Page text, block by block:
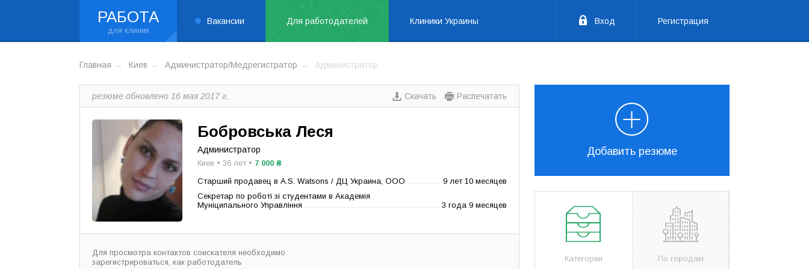
РАБОТА Вакансии Для работодателей Клиники Украины Вход Регистрация
Главная Киев Администратор/Медрегистратор Администратор
резюме обновлено 16 мая 2017 г. Скачать Распечатать
Бобровська Леся
Администратор
Киев • 36 лет • 7 000 ₴
Старший продавец в A.S. Watsons / ДЦ Украина, ООО
9 лет 10 месяцев
Секретар по роботі зі студентами в Академія
Муніципального Управління
3 года 9 месяцев
Для просмотра контактов соискателя необходимо
зарегистрироваться, как работодатель
Добавить резюме
Категории По городам